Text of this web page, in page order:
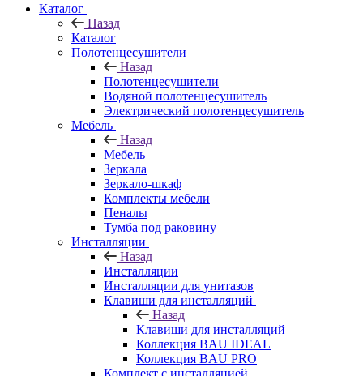
Каталог
Назад
Каталог
Полотенцесушители
Назад
Полотенцесушители
Водяной полотенцесушитель
Электрический полотенцесушитель
Мебель
Назад
Мебель
Зеркала
Зеркало-шкаф
Комплекты мебели
Пеналы
Тумба под раковину
Инсталляции
Назад
Инсталляции
Инсталляции для унитазов
Клавиши для инсталляций
Назад
Клавиши для инсталляций
Коллекция BAU IDEAL
Коллекция BAU PRO
Комплект с инсталляцией